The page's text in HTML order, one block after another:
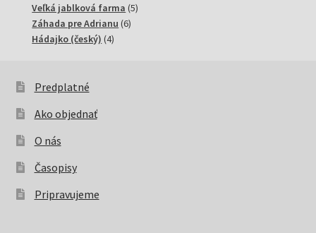
produktov
Veľká jablková farma 55
Záhada pre Adrianu 66
Hádajko (český) 44
Predplatné
Ako objednať
O nás
Časopisy
Pripravujeme